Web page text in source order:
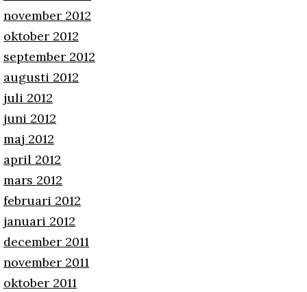
november 2012
oktober 2012
september 2012
augusti 2012
juli 2012
juni 2012
maj 2012
april 2012
mars 2012
februari 2012
januari 2012
december 2011
november 2011
oktober 2011